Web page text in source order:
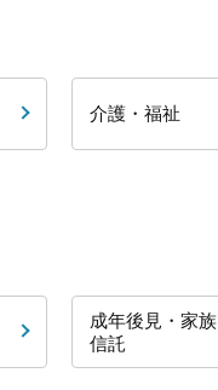
介護・福祉
成年後見・家族
信託